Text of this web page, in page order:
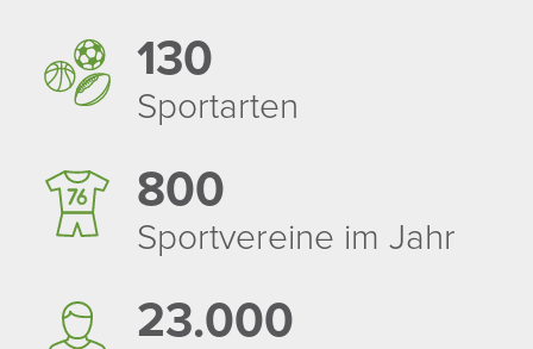
130
Sport­arten
800
Sport­ver­eine im Jahr
23.000